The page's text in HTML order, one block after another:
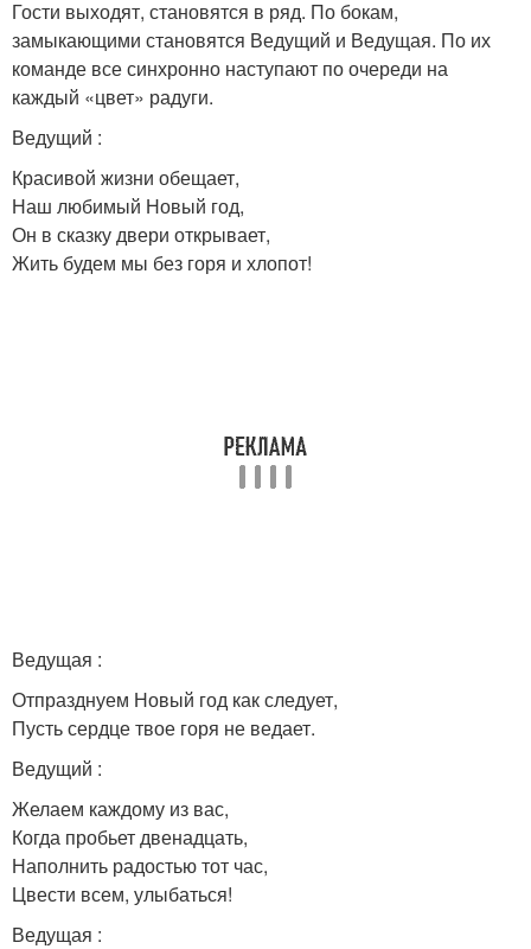
Гости выходят, становятся в ряд. По бокам,
замыкающими становятся Ведущий и Ведущая. По их
команде все синхронно наступают по очереди на
каждый «цвет» радуги.
Ведущий :
Красивой жизни обещает,
Наш любимый Новый год,
Он в сказку двери открывает,
Жить будем мы без горя и хлопот!
Ведущая :
Отпразднуем Новый год как следует,
Пусть сердце твое горя не ведает.
Ведущий :
Желаем каждому из вас,
Когда пробьет двенадцать,
Наполнить радостью тот час,
Цвести всем, улыбаться!
Ведущая :